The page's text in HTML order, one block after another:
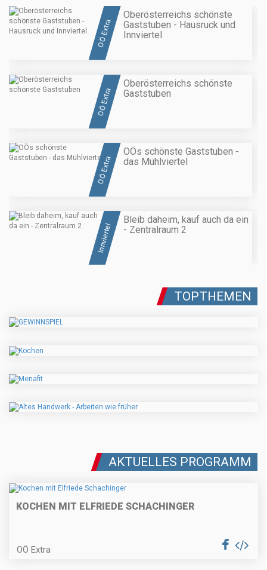
OÖ Extra
Oberösterreichs schönste
Gaststuben - Hausruck und
Innviertel
OÖ Extra
Oberösterreichs schönste
Gaststuben
OÖ Extra
OÖs schönste Gaststuben -
das Mühlviertel
Innviertel
Bleib daheim, kauf auch da ein
- Zentralraum 2
TOPTHEMEN
AKTUELLES PROGRAMM
KOCHEN MIT ELFRIEDE SCHACHINGER
OÖ Extra